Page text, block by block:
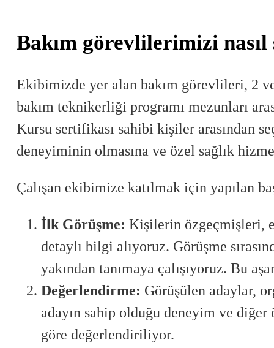
Bakım görevlilerimizi nasıl
Ekibimizde yer alan bakım görevlileri, 2
bakım teknikerliği programı mezunları
Kursu sertifikası sahibi kişiler arasından
deneyiminin olmasına ve özel sağlık
Çalışan ekibimize katılmak için yapılan
İlk Görüşme: Kişilerin özgeçmişleri,
detaylı bilgi alıyoruz. Görüşme
yakından tanımaya çalışıyoruz. Bu
Değerlendirme: Görüşülen adaylar,
adayın sahip olduğu deneyim ve
göre değerlendiriliyor.